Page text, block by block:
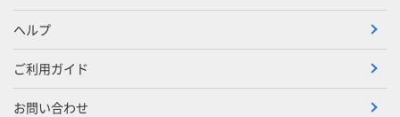
ヘルプ
ご利用ガイド
お問い合わせ